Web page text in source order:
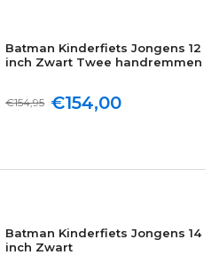
Batman Kinderfiets Jongens 12
inch Zwart Twee handremmen
€154,00
€154,95
Batman Kinderfiets Jongens 14
inch Zwart